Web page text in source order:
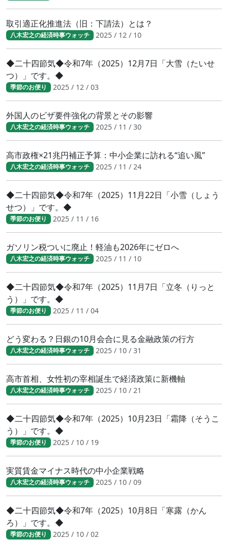
取引適正化推進法（旧：下請法）とは？
八木宏之の経済時事ウォッチ 2025 / 12 / 10
◆二十四節気◆令和7年（2025）12月7日「大雪（たいせ
つ）」です。◆
季節のお便り 2025 / 12 / 03
外国人のビザ要件強化の背景とその影響
八木宏之の経済時事ウォッチ 2025 / 11 / 30
高市政権×21兆円補正予算：中小企業に訪れる“追い風”
八木宏之の経済時事ウォッチ 2025 / 11 / 24
◆二十四節気◆令和7年（2025）11月22日「小雪（しょう
せつ）」です。◆
季節のお便り 2025 / 11 / 16
ガソリン税ついに廃止！軽油も2026年にゼロへ
八木宏之の経済時事ウォッチ 2025 / 11 / 10
◆二十四節気◆令和7年（2025）11月7日「立冬（りっと
う）」です。◆
季節のお便り 2025 / 11 / 04
どう変わる？日銀の10月会合に見る金融政策の行方
八木宏之の経済時事ウォッチ 2025 / 10 / 31
高市首相、女性初の宰相誕生で経済政策に新機軸
八木宏之の経済時事ウォッチ 2025 / 10 / 21
◆二十四節気◆令和7年（2025）10月23日「霜降（そうこ
う）」です。◆
季節のお便り 2025 / 10 / 19
実質賃金マイナス時代の中小企業戦略
八木宏之の経済時事ウォッチ 2025 / 10 / 09
◆二十四節気◆令和7年（2025）10月8日「寒露（かん
ろ）」です。◆
季節のお便り 2025 / 10 / 02